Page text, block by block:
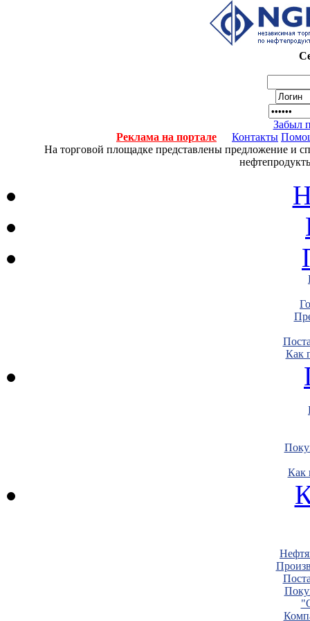
Забыл
Реклама на портале
Контакты
На торговой площадке представлены предложение и
Как
Как